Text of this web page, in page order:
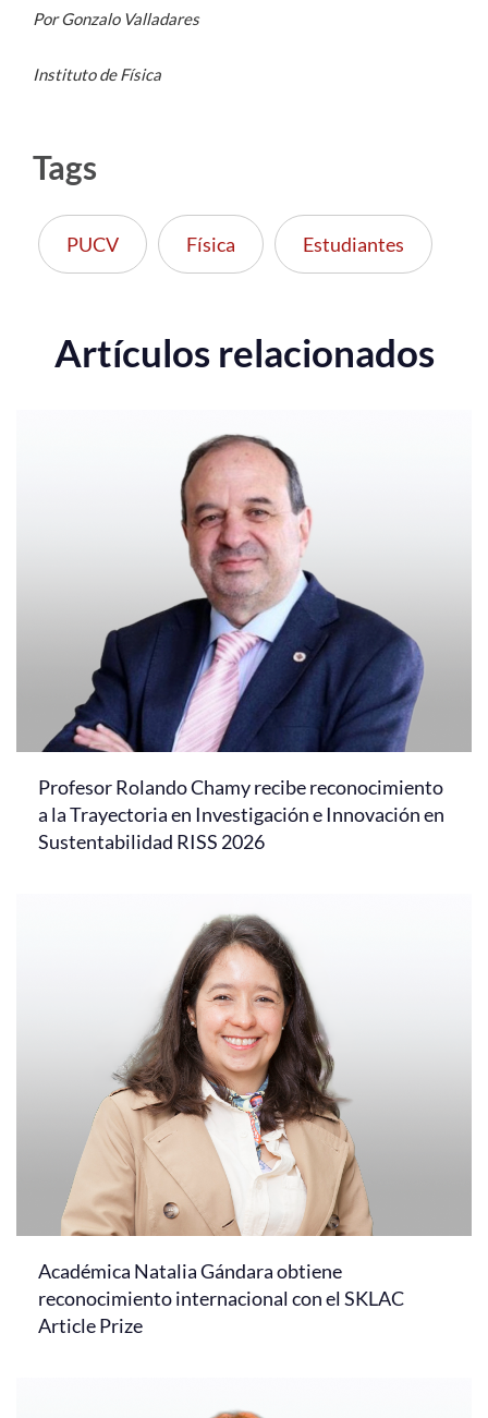
Por Gonzalo Valladares
Instituto de Física
Tags
PUCV Física Estudiantes
Artículos relacionados
Profesor Rolando Chamy recibe reconocimiento
a la Trayectoria en Investigación e Innovación en
Sustentabilidad RISS 2026
Académica Natalia Gándara obtiene
reconocimiento internacional con el SKLAC
Article Prize